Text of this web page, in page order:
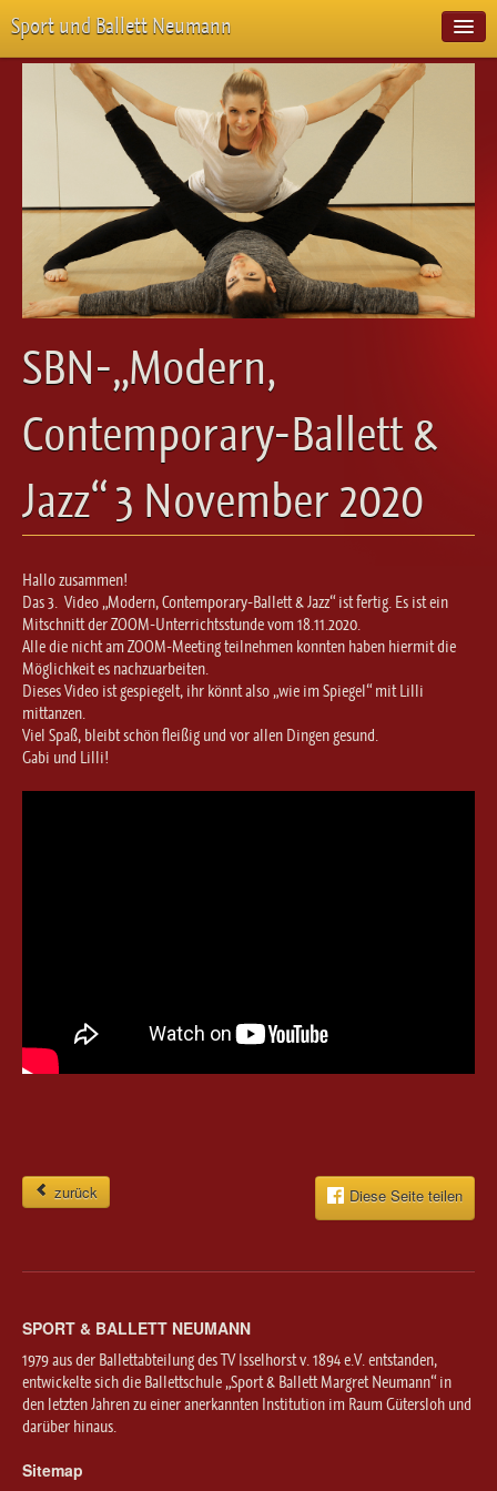
Sport und Ballett Neumann
Start
Neuigkeiten
Über Uns
Veranstaltungen
Emotion Pur
Meisterschaften
Projekte
Vorstellungen
Workshops
Galerie
Kontakt
Ballett für Erwachsene / Jugendliche
Kreative Früherziehung / Kinderballett
Steptanz
Urban Dance
SBN-„Modern,
Contemporary-Ballett &
Jazz“ 3 November 2020
Hallo zusammen!
Das 3. Video „Modern, Contemporary-Ballett & Jazz“ ist fertig. Es ist ein
Mitschnitt der ZOOM-Unterrichtsstunde vom 18.11.2020.
Alle die nicht am ZOOM-Meeting teilnehmen konnten haben hiermit die
Möglichkeit es nachzuarbeiten.
Dieses Video ist gespiegelt, ihr könnt also „wie im Spiegel“ mit Lilli
mittanzen.
Viel Spaß, bleibt schön fleißig und vor allen Dingen gesund.
Gabi und Lilli!
zurück Diese Seite teilen
SPORT & BALLETT NEUMANN
1979 aus der Ballettabteilung des TV Isselhorst v. 1894 e.V. entstanden,
entwickelte sich die Ballettschule „Sport & Ballett Margret Neumann“ in
den letzten Jahren zu einer anerkannten Institution im Raum Gütersloh und
darüber hinaus.
Sitemap